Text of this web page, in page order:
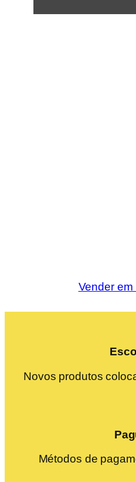
Vender em
Novos produtos
Métodos de